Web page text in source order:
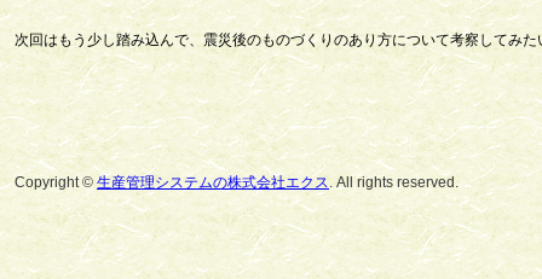
次回はもう少し踏み込んで、震災後のものづくりのあり方について考察してみた
Copyright © 生産管理システムの株式会社エクス. All rights reserved.